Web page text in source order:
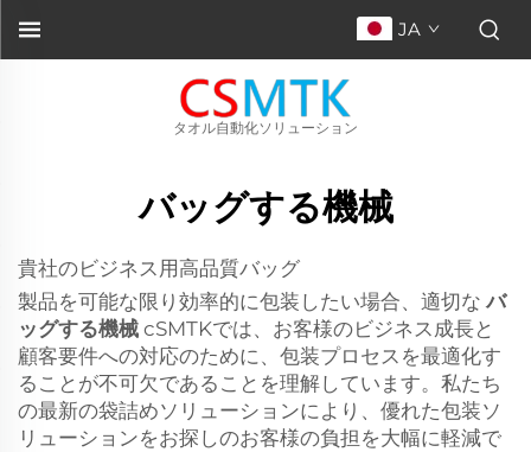
JA
タオル自動化ソリューション
バッグする機械
貴社のビジネス用高品質バッグ
製品を可能な限り効率的に包装したい場合、適切な バ
ッグする機械 cSMTKでは、お客様のビジネス成長と
顧客要件への対応のために、包装プロセスを最適化す
ることが不可欠であることを理解しています。私たち
の最新の袋詰めソリューションにより、優れた包装ソ
リューションをお探しのお客様の負担を大幅に軽減で